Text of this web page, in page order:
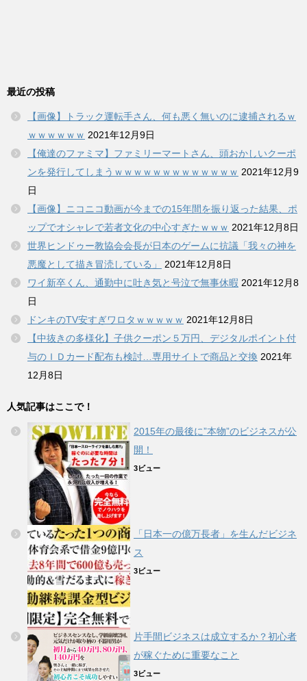
最近の投稿
【画像】トラック運転手さん、何も悪く無いのに逮捕されるｗ
ｗｗｗｗｗｗ 2021年12月9日
【俺達のファミマ】ファミリーマートさん、頭おかしいクーポ
ンを発行してしまうｗｗｗｗｗｗｗｗｗｗｗｗｗ 2021年12月9
日
【画像】ニコニコ動画が今までの15年間を振り返った結果、ポ
ップでオシャレで若者文化の中心すぎたｗｗｗ 2021年12月8日
世界ヒンドゥー教協会会長が日本のゲームに抗議「我々の神を
悪魔として描き冒涜している」
2021年12月8日
ワイ新卒くん、通勤中に吐き気と号泣で無事休暇 2021年12月8
日
ドンキのTV安すぎワロタｗｗｗｗｗ 2021年12月8日
【中抜きの多様化】子供クーポン５万円、デジタルポイント付
与のＩＤカード配布も検討…専用サイトで商品と交換 2021年
12月8日
人気記事はここで！
2015年の最後に”本物”のビジネスが公
開！
3ビュー
「日本一の億万長者」を生んだビジネ
ス
3ビュー
片手間ビジネスは成立するか？初心者
が稼ぐために重要なこと
3ビュー